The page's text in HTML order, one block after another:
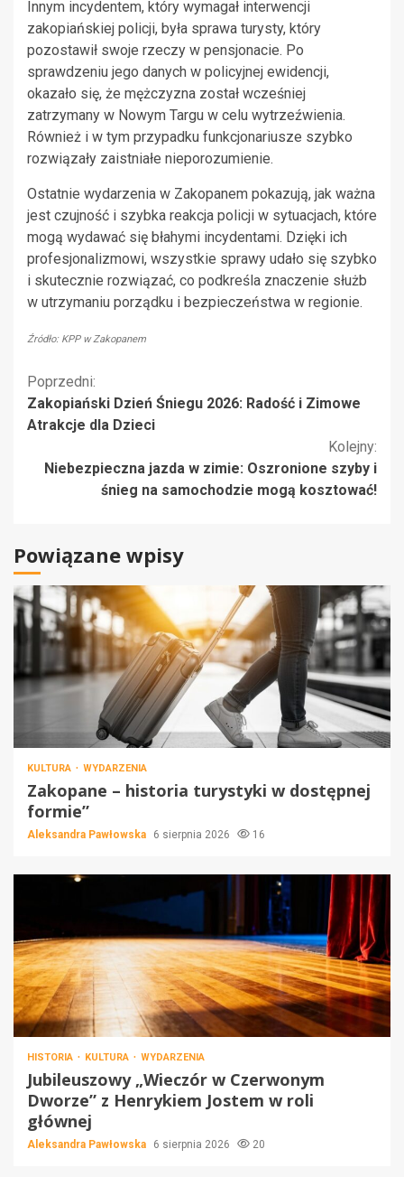
Innym incydentem, który wymagał interwencji
zakopiańskiej policji, była sprawa turysty, który
pozostawił swoje rzeczy w pensjonacie. Po
sprawdzeniu jego danych w policyjnej ewidencji,
okazało się, że mężczyzna został wcześniej
zatrzymany w Nowym Targu w celu wytrzeźwienia.
Również i w tym przypadku funkcjonariusze szybko
rozwiązały zaistniałe nieporozumienie.
Ostatnie wydarzenia w Zakopanem pokazują, jak ważna
jest czujność i szybka reakcja policji w sytuacjach, które
mogą wydawać się błahymi incydentami. Dzięki ich
profesjonalizmowi, wszystkie sprawy udało się szybko
i skutecznie rozwiązać, co podkreśla znaczenie służb
w utrzymaniu porządku i bezpieczeństwa w regionie.
Źródło: KPP w Zakopanem
Kontynuuj
czytanie
Poprzedni:
Zakopiański Dzień Śniegu 2026: Radość i Zimowe
Atrakcje dla Dzieci
Kolejny:
Niebezpieczna jazda w zimie: Oszronione szyby i
śnieg na samochodzie mogą kosztować!
Powiązane wpisy
KULTURA WYDARZENIA
Zakopane – historia turystyki w dostępnej
formie”
Aleksandra Pawłowska 6 sierpnia 2026 16
HISTORIA KULTURA WYDARZENIA
Jubileuszowy „Wieczór w Czerwonym
Dworze” z Henrykiem Jostem w roli
głównej
Aleksandra Pawłowska 6 sierpnia 2026 20